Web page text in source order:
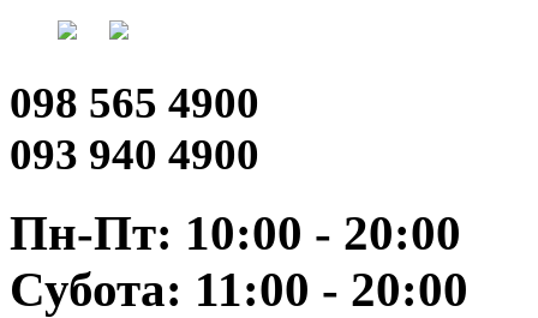
098 565 4900
093 940 4900
Пн-Пт: 10:00 - 20:00
Субота: 11:00 - 20:00